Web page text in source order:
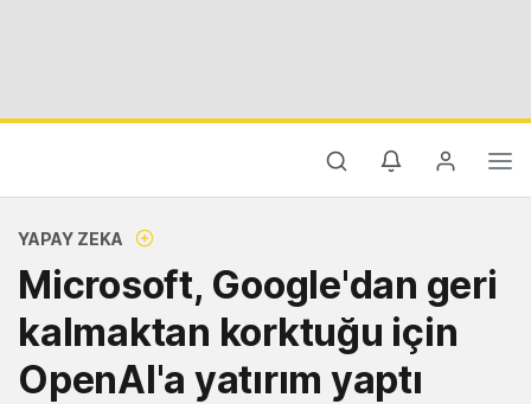
YAPAY ZEKA
Microsoft, Google'dan geri
kalmaktan korktuğu için
OpenAI'a yatırım yaptı